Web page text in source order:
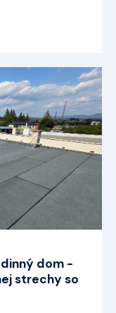
dom -
strechy so